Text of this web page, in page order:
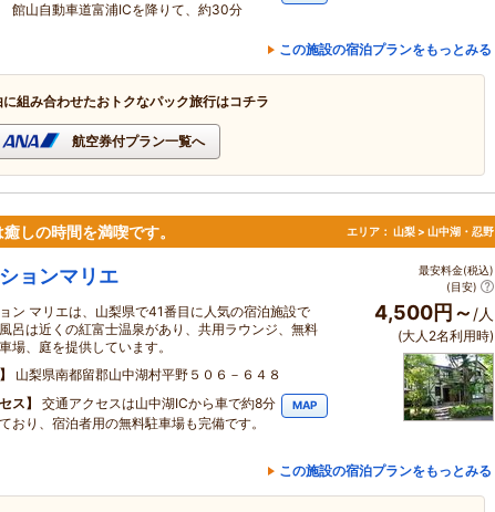
館山自動車道富浦ICを降りて、約30分
この施設の宿泊プランをもっとみる
組み合わせたおトクなパック旅行はコチラ
航空券付プラン一覧へ
しの時間を満喫です。 エリア： 山梨 > 山中湖・忍野
ョンマリエ
ン マリエは、山梨県で41番目に人気の宿泊施設で
呂は近くの紅富士温泉があり、共用ラウンジ、無料
場、庭を提供しています。
山梨県南都留郡山中湖村平野５０６－６４８
ス
交通アクセスは山中湖ICから車で約8分
おり、宿泊者用の無料駐車場も完備です。
MAP
最安料金(税込)
(目安)
4,500円～ /人
(大人2名利用時)
この施設の宿泊プランをもっとみる